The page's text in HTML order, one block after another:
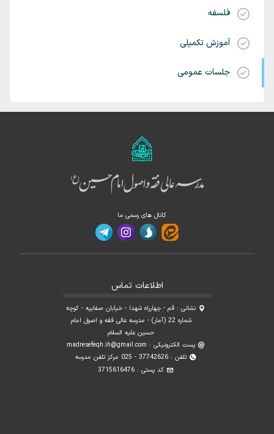
فلسفه
آموزش تکمیلی
جلسات عمومی
کانال های رسمی ما
اطلاعات تماس
نشانی : قم - چهارراه شهدا - خیابان صفاییه - کوچه
شماره 22 (آمار) - مدرسه عالی فقه و اصول امام
حسین علیه السلام
پست الکترونیکی : madresefeqh.ih@gmail.com
تلفن : 37742626 - 025 مرکز تلفن مدرسه
کد پستی : 3715616476